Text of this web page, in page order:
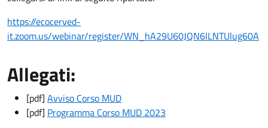
https://ecocerved-
it.zoom.us/webinar/register/WN_hA29U60JQN6lLNTUlug60A
Allegati:
[pdf] Avviso Corso MUD
[pdf] Programma Corso MUD 2023